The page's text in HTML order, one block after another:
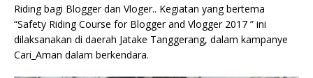
Riding bagi Blogger dan Vloger.. Kegiatan yang bertema
“Safety Riding Course for Blogger and Vlogger 2017 ” ini
dilaksanakan di daerah Jatake Tanggerang, dalam kampanye
Cari_Aman dalam berkendara.